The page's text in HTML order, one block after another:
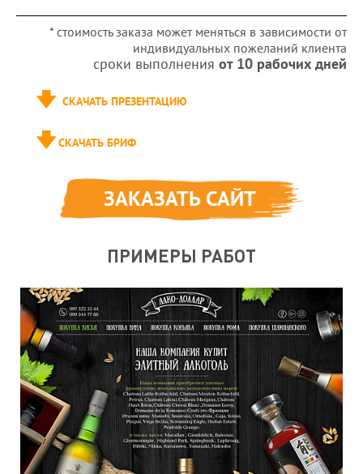
* стоимость заказа может меняться в зависимости от
индивидуальных пожеланий клиента
сроки выполнения от 10 рабочих дней
СКАЧАТЬ ПРЕЗЕНТАЦИЮ
СКАЧАТЬ БРИФ
ЗАКАЗАТЬ САЙТ
ПРИМЕРЫ РАБОТ